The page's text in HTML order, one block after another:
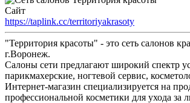
Сайт
https://taplink.cc/territoriyakrasoty
"Территория красоты" - это сеть салонов
г.Воронеж.
Салоны сети предлагают широкий спектр
парикмахерские, ногтевой сервис,
Интернет-магазин специализируется на
профессиональной косметики для ухода за